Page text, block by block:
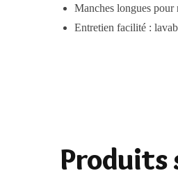
Manches longues
Entretien facilité :
Produits